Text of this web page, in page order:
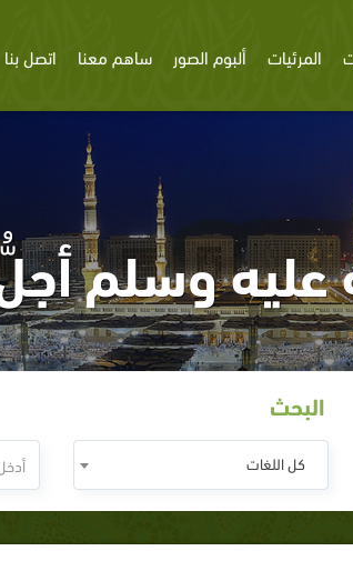
المرئيات ألبوم الصور ساهم معنا اتصل بنا
عليه وسلم
البحث
كل اللغات